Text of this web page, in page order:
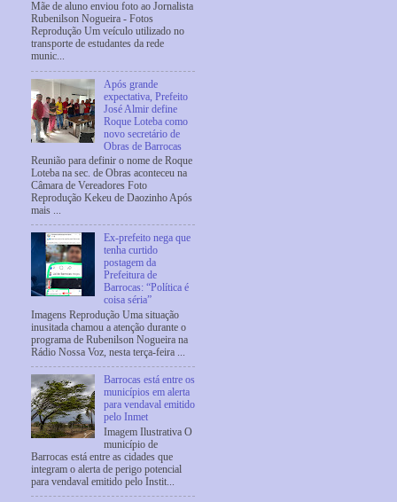
Mãe de aluno enviou foto ao Jornalista
Rubenilson Nogueira - Fotos
Reprodução Um veículo utilizado no
transporte de estudantes da rede
munic...
Após grande
expectativa, Prefeito
José Almir define
Roque Loteba como
novo secretário de
Obras de Barrocas
Reunião para definir o nome de Roque
Loteba na sec. de Obras aconteceu na
Câmara de Vereadores Foto
Reprodução Kekeu de Daozinho Após
mais ...
Ex-prefeito nega que
tenha curtido
postagem da
Prefeitura de
Barrocas: “Política é
coisa séria”
Imagens Reprodução Uma situação
inusitada chamou a atenção durante o
programa de Rubenilson Nogueira na
Rádio Nossa Voz, nesta terça-feira ...
Barrocas está entre os
municípios em alerta
para vendaval emitido
pelo Inmet
Imagem Ilustrativa O
município de
Barrocas está entre as cidades que
integram o alerta de perigo potencial
para vendaval emitido pelo Instit...